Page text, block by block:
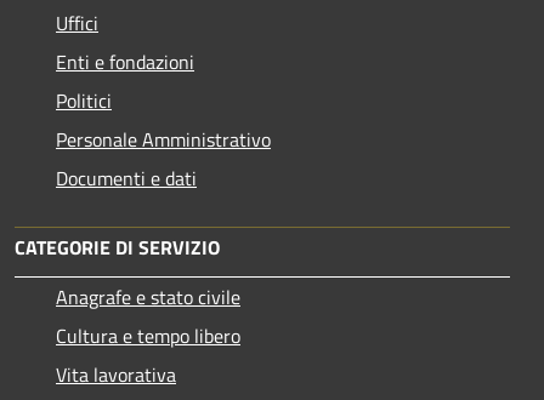
Uffici
Enti e fondazioni
Politici
Personale Amministrativo
Documenti e dati
CATEGORIE DI SERVIZIO
Anagrafe e stato civile
Cultura e tempo libero
Vita lavorativa